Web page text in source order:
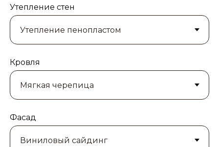
Утепление стен
Кровля
Фасад